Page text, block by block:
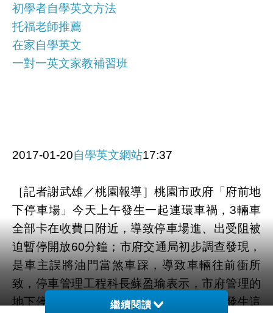
初學者自學英文方法
托福老師推薦
在家自學英文
一對一英文家教補習班
2017-01-20自學英文網站17:37
［記者謝武雄／桃園報導］桃園市政府「府前地
下停車場」今天上午發生一起連環車禍，3輛車
全部卡在收費口附近，導致停車場進、出受阻被
迫暫停開放60分鐘；市府交通局初步調查發現，
是車主誤將油門當煞車踩，導致車輛往前衝所
致，停車管理工程科長蘇盈瑜表示，市府管理的
地下停車場從未發生類似連環車禍事件，發生這
繼續閱讀